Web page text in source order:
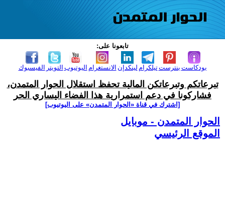
تابعونا على:
الفيسبوك التويتر اليوتيوب الانستغرام لينكدإن تيلكرامبنترست بودكاست
تبرعاتكم وتبرعاتكن المالية تحفظ استقلال الحوار المتمدن،
فشاركونا في دعم استمرارية هذا الفضاء اليساري الحر
[اشترك في قناة ‫«الحوار المتمدن» على اليوتيوب]
الحوار المتمدن - موبايل
الموقع الرئيسي